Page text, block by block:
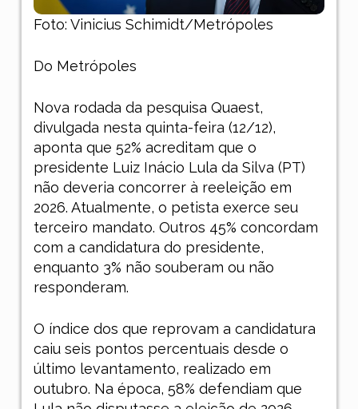
Foto: Vinicius Schimidt/Metrópoles
Do Metrópoles
Nova rodada da pesquisa Quaest,
divulgada nesta quinta-feira (12/12),
aponta que 52% acreditam que o
presidente Luiz Inácio Lula da Silva (PT)
não deveria concorrer à reeleição em
2026. Atualmente, o petista exerce seu
terceiro mandato. Outros 45% concordam
com a candidatura do presidente,
enquanto 3% não souberam ou não
responderam.
O índice dos que reprovam a candidatura
caiu seis pontos percentuais desde o
último levantamento, realizado em
outubro. Na época, 58% defendiam que